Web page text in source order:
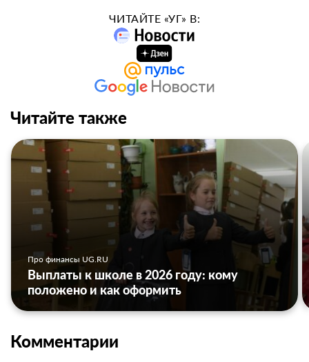
ЧИТАЙТЕ «УГ» В:
Читайте также
Про финансы UG.RU
Выплаты к школе в 2026 году: кому
положено и как оформить
Комментарии